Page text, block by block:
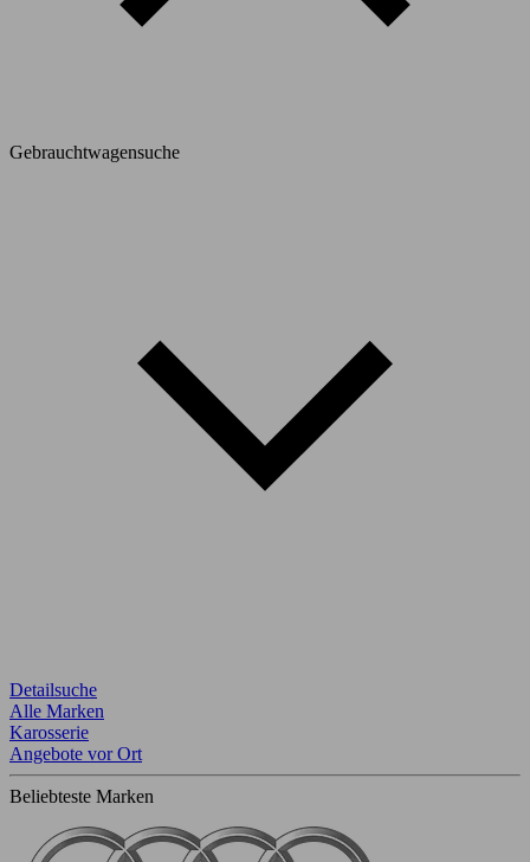
Gebrauchtwagensuche
Detailsuche
Alle Marken
Karosserie
Angebote vor Ort
Beliebteste Marken